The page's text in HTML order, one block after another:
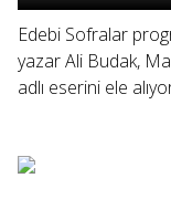
Edebi Sofralar
yazar Ali Budak,
adlı eserini ele